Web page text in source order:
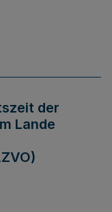
der
Lande